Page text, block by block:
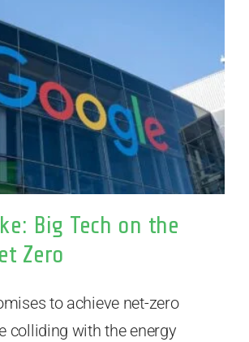
Big Tech on the
Zero
to achieve net-zero
colliding with the energy